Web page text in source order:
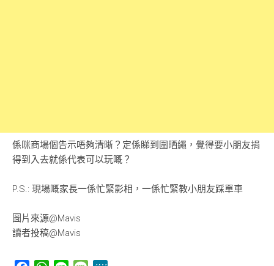
係咪商場個告示唔夠清晰？定係睇到圍晒繩，覺得要小朋友捐
得到入去就係代表可以玩嘅？
P.S.: 現場嘅家長一係忙緊影相，一係忙緊教小朋友踩單車
圖片來源@Mavis
讀者投稿@Mavis